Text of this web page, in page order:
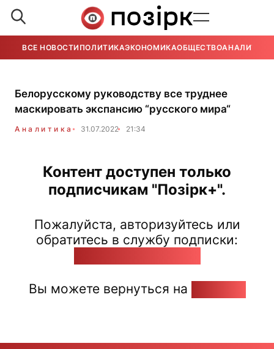
ВСЕ НОВОСТИ ПОЛИТИКАЭКОНОМИКАОБЩЕСТВОАНАЛИТИКА
Белорусскому руководству все труднее
маскировать экспансию “русского мира“
Аналитика 31.07.2022 21:34
Контент доступен только
подписчикам "Позірк+".
Пожалуйста, авторизуйтесь или
обратитесь в службу подписки:
Вы можете вернуться на